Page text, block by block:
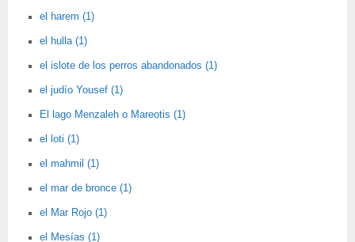
el harem (1)
el hulla (1)
el islote de los perros abandonados (1)
el judío Yousef (1)
El lago Menzaleh o Mareotis (1)
el loti (1)
el mahmil (1)
el mar de bronce (1)
el Mar Rojo (1)
el Mesías (1)